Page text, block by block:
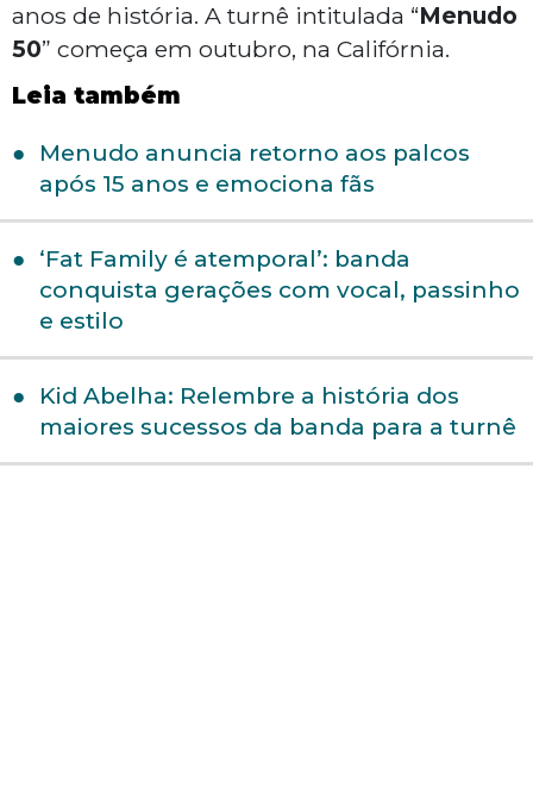
anos de história. A turnê intitulada “Menudo
50” começa em outubro, na Califórnia.
Leia também
Menudo anuncia retorno aos palcos
após 15 anos e emociona fãs
‘Fat Family é atemporal’: banda
conquista gerações com vocal, passinho
e estilo
Kid Abelha: Relembre a história dos
maiores sucessos da banda para a turnê